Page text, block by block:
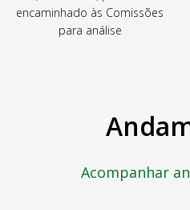
encaminhado às Comissões
para análise
Acompanhar